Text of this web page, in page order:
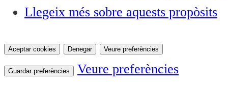
Llegeix més sobre aquests propòsits
Aceptar cookies Denegar Veure preferències
Guardar preferències Veure preferències